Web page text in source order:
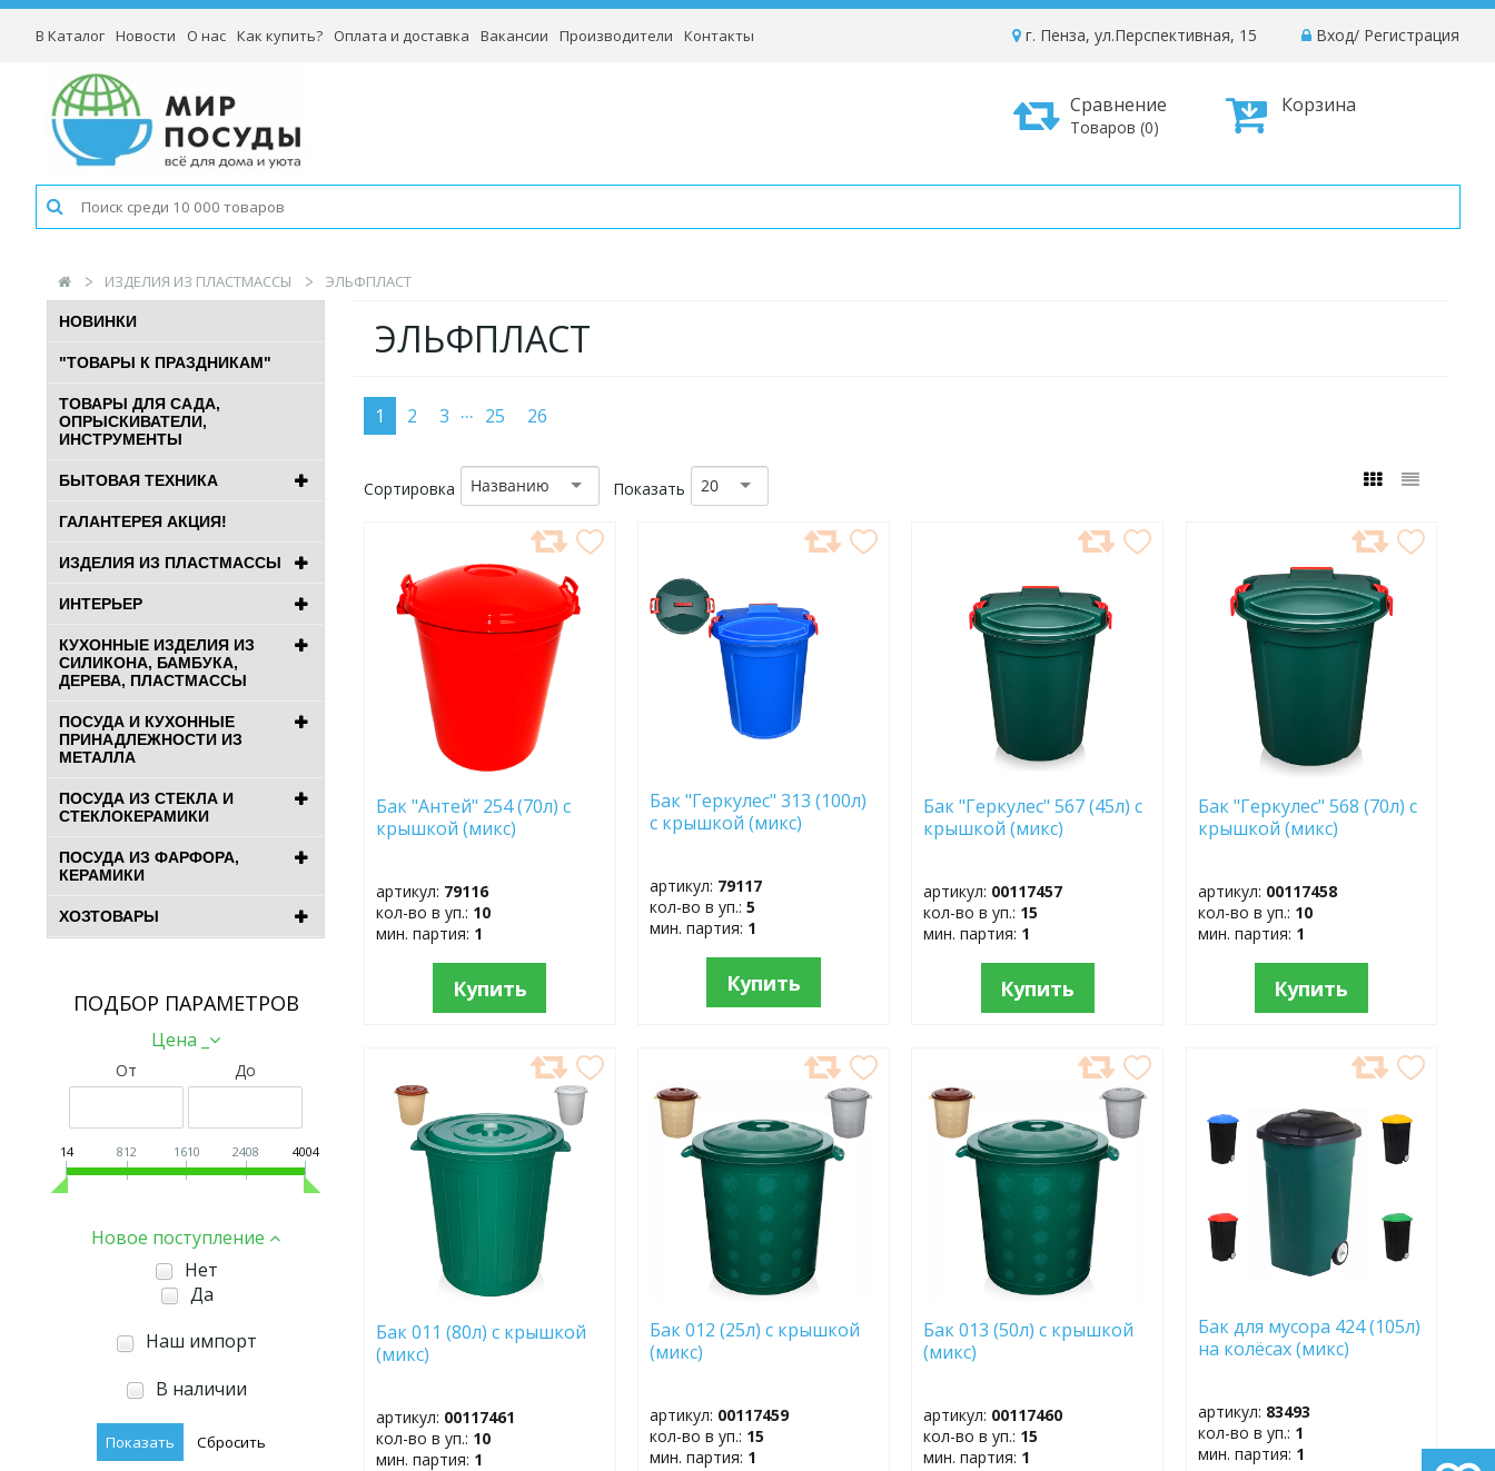
В Каталог Новости О нас Как купить? Оплата и доставка Вакансии Производители Контакты Вход/ Регистрация
г. Пенза, ул.Перспективная, 15
Корзина
Сравнение
Товаров (0)
ИЗДЕЛИЯ ИЗ ПЛАСТМАССЫ ЭЛЬФПЛАСТ
НОВИНКИ
"ТОВАРЫ К ПРАЗДНИКАМ"
ТОВАРЫ ДЛЯ САДА,
ОПРЫСКИВАТЕЛИ,
ИНСТРУМЕНТЫ
БЫТОВАЯ ТЕХНИКА
ГАЛАНТЕРЕЯ АКЦИЯ!
ИЗДЕЛИЯ ИЗ ПЛАСТМАССЫ
ИНТЕРЬЕР
КУХОННЫЕ ИЗДЕЛИЯ ИЗ
СИЛИКОНА, БАМБУКА,
ДЕРЕВА, ПЛАСТМАССЫ
ПОСУДА И КУХОННЫЕ
ПРИНАДЛЕЖНОСТИ ИЗ
МЕТАЛЛА
ПОСУДА ИЗ СТЕКЛА И
СТЕКЛОКЕРАМИКИ
ПОСУДА ИЗ ФАРФОРА,
КЕРАМИКИ
ХОЗТОВАРЫ
ПОДБОР ПАРАМЕТРОВ
Цена _
От До
14 812 1610 2408 4004
Новое поступление
Нет
Да
Наш импорт
В наличии
ЭЛЬФПЛАСТ
1 2 3 ... 25 26
Сортировка Названию Показать 20
ИЗБРАННОЕ
Бак "Антей" 254 (70л) с
крышкой (микс)
артикул: 79116
кол-во в уп.: 10
мин. партия: 1
Купить
ИЗБРАННОЕ
Бак "Геркулес" 313 (100л)
с крышкой (микс)
артикул: 79117
кол-во в уп.:5
мин. партия: 1
Купить
ИЗБРАННОЕ
Бак "Геркулес" 567 (45л) с
крышкой (микс)
артикул: 00117457
кол-во в уп.: 15
мин. партия: 1
Купить
ИЗБРАННОЕ
Бак "Геркулес" 568 (70л) с
крышкой (микс)
артикул: 00117458
кол-во в уп.: 10
мин. партия: 1
Купить
В
ИЗБРАННОЕ
Бак 011 (80л) с крышкой
(микс)
артикул: 00117461
кол-во в уп.: 10
мин. партия: 1
В
ИЗБРАННОЕ
Бак 012 (25л) с крышкой
(микс)
артикул: 00117459
кол-во в уп.: 15
мин. партия: 1
В
ИЗБРАННОЕ
Бак 013 (50л) с крышкой
(микс)
артикул: 00117460
кол-во в уп.: 15
мин. партия: 1
ИЗБРАННОЕ
Бак для мусора 424 (105л)
на колёсах (микс)
артикул: 83493
кол-во в уп.: 1
мин. партия: 1